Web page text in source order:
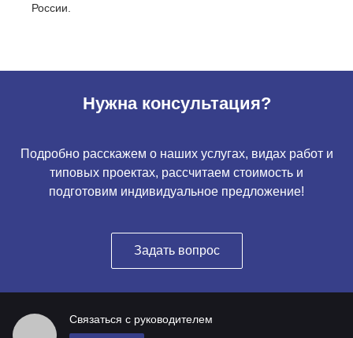
России.
Нужна консультация?
Подробно расскажем о наших услугах, видах работ и
типовых проектах, рассчитаем стоимость и
подготовим индивидуальное предложение!
Задать вопрос
Связаться с руководителем